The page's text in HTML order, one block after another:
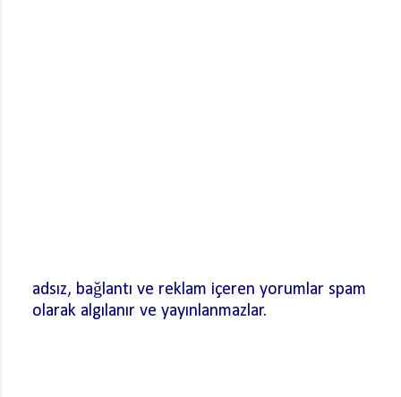
Y
adsız, bağlantı ve reklam içeren yorumlar spam
olarak algılanır ve yayınlanmazlar.